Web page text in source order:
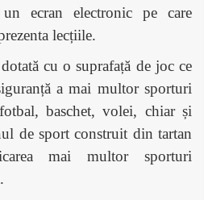
ecran electronic pe care
lecțiile.
cu o suprafață de joc ce
a mai multor sporturi
baschet, volei, chiar și
de sport construit din tartan
mai multor sporturi